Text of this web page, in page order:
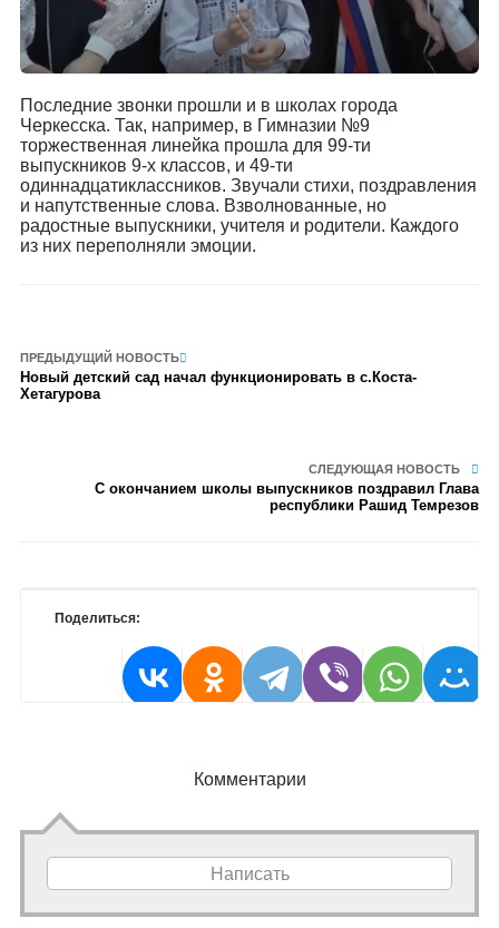
Последние звонки прошли и в школах города
Черкесска. Так, например, в Гимназии №9
торжественная линейка прошла для 99-ти
выпускников 9-х классов, и 49-ти
одиннадцатиклассников. Звучали стихи, поздравления
и напутственные слова. Взволнованные, но
радостные выпускники, учителя и родители. Каждого
из них переполняли эмоции.
ПРЕДЫДУЩИЙ НОВОСТЬ
Новый детский сад начал функционировать в с.Коста-
Хетагурова
СЛЕДУЮЩАЯ НОВОСТЬ
С окончанием школы выпускников поздравил Глава
республики Рашид Темрезов
Поделиться:
Комментарии
Написать